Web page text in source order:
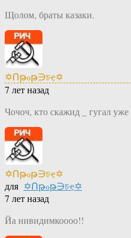
Щолом, браты казаки.
✡Ոթℴթ∋চҿ✡
7 лет назад
Чочоч, кто скажид _ гугал
✡Ոթℴթ∋চҿ✡
для ✡Ոթℴթ∋চҿ✡
7 лет назад
Йа нивидимкоооо!!